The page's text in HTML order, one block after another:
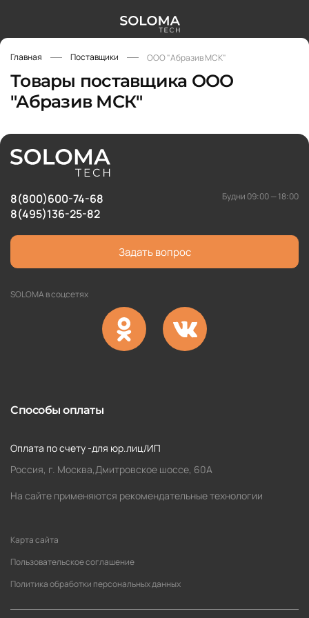
Главная Поставщики ООО "Абразив МСК"
Товары поставщика ООО
"Абразив МСК"
8(800)600-74-68
8(495)136-25-82
Будни 09:00 — 18:00
Задать вопрос
SOLOMA в соцсетях
Способы оплаты
Оплата по счету -для юр.лиц/ИП
Россия, г. Москва,Дмитровское шоссе, 60А
На сайте применяются рекомендательные технологии
Карта сайта
Политика обработки персональных данных
Пользовательское соглашение